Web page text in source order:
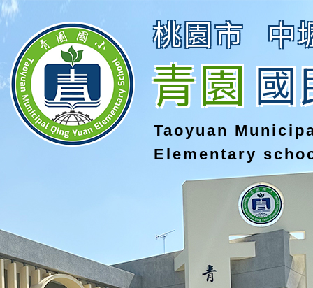
桃園市 中
青園國
Taoyuan
Elementary